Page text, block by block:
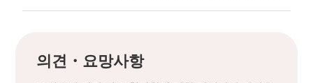
의견・요망사항